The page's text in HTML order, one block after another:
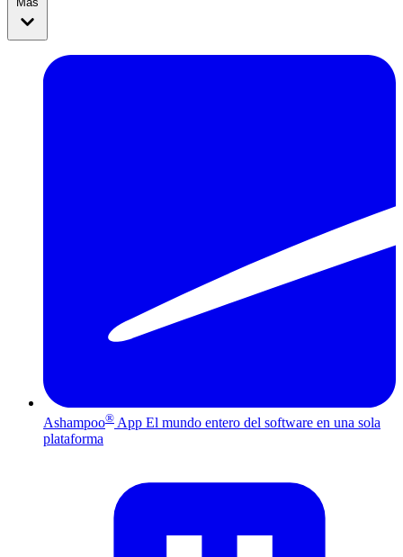
Ashampoo® App El mundo entero del software en una sola
plataforma